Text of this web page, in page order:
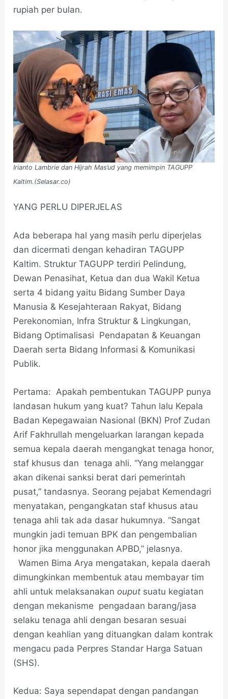
rupiah per bulan.
Irianto Lambrie dan Hijrah Mas’ud yang memimpin TAGUPP
Kaltim.(Selasar.co)
YANG PERLU DIPERJELAS
Ada beberapa hal yang masih perlu diperjelas
dan dicermati dengan kehadiran TAGUPP
Kaltim. Struktur TAGUPP terdiri Pelindung,
Dewan Penasihat, Ketua dan dua Wakil Ketua
serta 4 bidang yaitu Bidang Sumber Daya
Manusia & Kesejahteraan Rakyat, Bidang
Perekonomian, Infra Struktur & Lingkungan,
Bidang Optimalisasi Pendapatan & Keuangan
Daerah serta Bidang Informasi & Komunikasi
Publik.
Pertama: Apakah pembentukan TAGUPP punya
landasan hukum yang kuat? Tahun lalu Kepala
Badan Kepegawaian Nasional (BKN) Prof Zudan
Arif Fakhrullah mengeluarkan larangan kepada
semua kepala daerah mengangkat tenaga honor,
staf khusus dan tenaga ahli. “Yang melanggar
akan dikenai sanksi berat dari pemerintah
pusat,” tandasnya. Seorang pejabat Kemendagri
menyatakan, pengangkatan staf khusus atau
tenaga ahli tak ada dasar hukumnya. “Sangat
mungkin jadi temuan BPK dan pengembalian
honor jika menggunakan APBD,” jelasnya.
Wamen Bima Arya mengatakan, kepala daerah
dimungkinkan membentuk atau membayar tim
ahli untuk melaksanakanouput suatu kegiatan
dengan mekanisme pengadaan barang/jasa
selaku tenaga ahli dengan besaran sesuai
dengan keahlian yang dituangkan dalam kontrak
mengacu pada Perpres Standar Harga Satuan
(SHS).
Kedua: Saya sependapat dengan pandangan